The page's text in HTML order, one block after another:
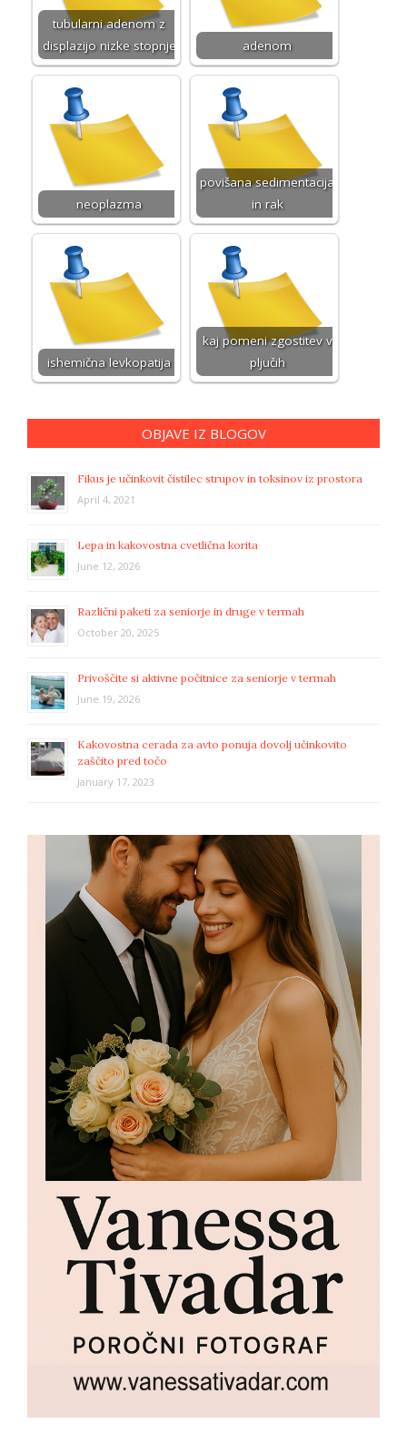
tubularni adenom z
displazijo nizke stopnje
adenom
neoplazma
povišana sedimentacija
in rak
ishemična levkopatija
kaj pomeni zgostitev v
pljučih
OBJAVE IZ BLOGOV
Fikus je učinkovit čistilec strupov in toksinov iz prostora
April 4, 2021
Lepa in kakovostna cvetlična korita
June 12, 2026
Različni paketi za seniorje in druge v termah
October 20, 2025
Privoščite si aktivne počitnice za seniorje v termah
June 19, 2026
Kakovostna cerada za avto ponuja dovolj učinkovito
zaščito pred točo
January 17, 2023